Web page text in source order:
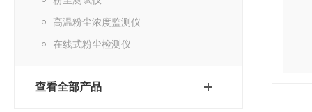
高温粉尘浓度监测仪
在线式粉尘检测仪
查看全部产品